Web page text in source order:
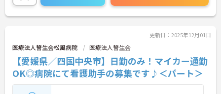
更新日：2025年12月01日
医療法人誓生会松風病院 医療法人誓生会
【愛媛県／四国中央市】日勤のみ！マイカー通勤
OK◎病院にて看護助手の募集です♪＜パート＞